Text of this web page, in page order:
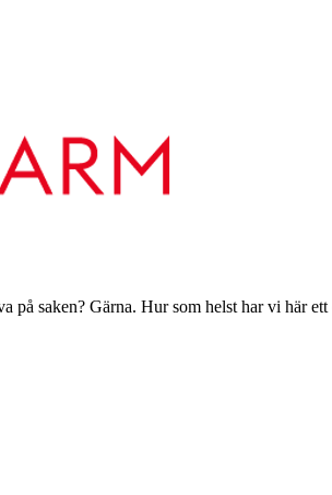
saken? Gärna. Hur som helst har vi här